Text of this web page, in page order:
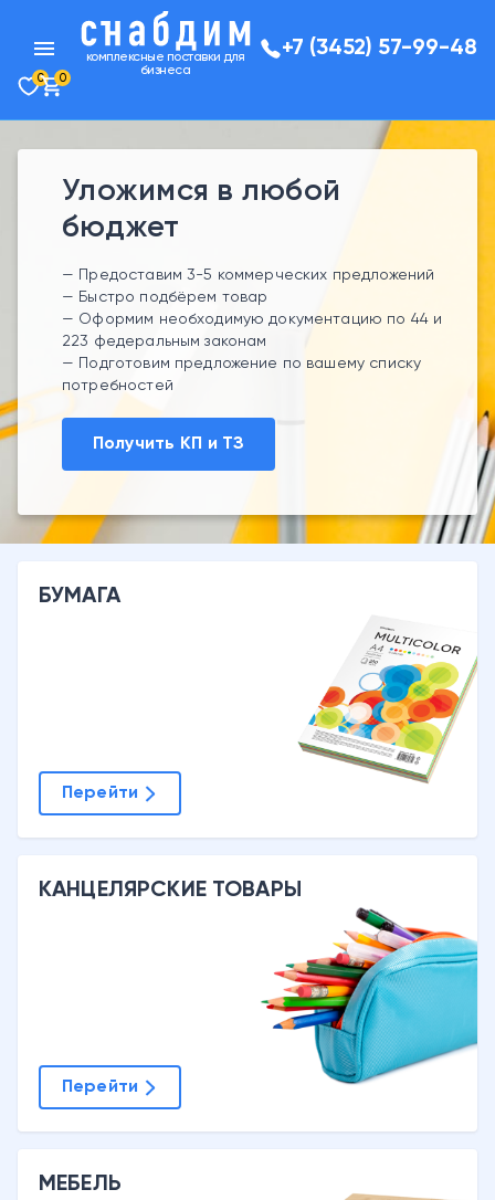
menu
комплексные поставки для
бизнеса
+7 (3452) 57-99-48
0 0
Уложимся в любой
бюджет
— Предоставим 3-5 коммерческих предложений
— Быстро подбёрем товар
— Оформим необходимую документацию по 44 и
223 федеральным законам
— Подготовим предложение по вашему списку
потребностей
Получить КП и ТЗ
БУМАГА
Перейти
КАНЦЕЛЯРСКИЕ ТОВАРЫ
Перейти
МЕБЕЛЬ